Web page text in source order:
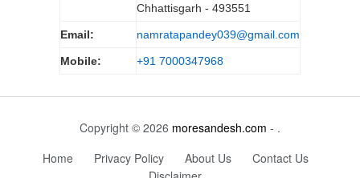
Chhattisgarh - 493551
Email: namratapandey039@gmail.com
Mobile: +91 7000347968
Copyright © 2026 moresandesh.com - .
Home
Privacy Policy About Us
Contact Us